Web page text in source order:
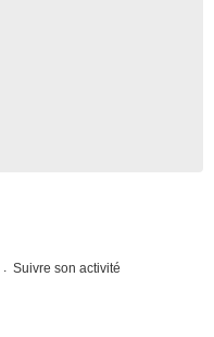
Suivre son activité